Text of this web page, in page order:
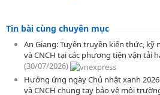
Tin bài cùng chuyên mục
An Giang: Tuyên truyền kiến thức, kỹ
và CNCH tại các phương tiện vận tải
(30/07/2026)
Hưởng ứng ngày Chủ nhật xanh 2026
và CNCH chung tay bảo vệ môi